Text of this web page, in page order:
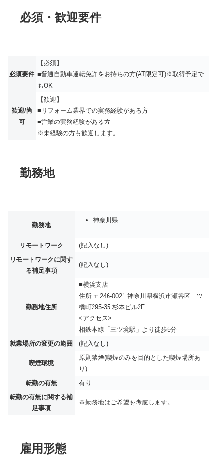
必須・歓迎要件
必須要件
【必須】
■普通自動車運転免許をお持ちの方(AT限定可)※取得予定で
もOK
歓迎/尚
可
【歓迎】
■リフォーム業界での実務経験がある方
■営業の実務経験がある方
※未経験の方も歓迎します。
勤務地
勤務地
神奈川県
リモートワーク
(記入なし)
リモートワークに関す
る補足事項
(記入なし)
勤務地住所
■横浜支店
住所:〒246-0021 神奈川県横浜市瀬谷区二ツ
橋町295-35 杉本ビル2F
<アクセス>
相鉄本線「三ツ境駅」より徒歩5分
就業場所の変更の範囲
(記入なし)
喫煙環境
原則禁煙(喫煙のみを目的とした喫煙場所あ
り)
転勤の有無
有り
転勤の有無に関する補
足事項
※勤務地はご希望を考慮します。
雇用形態